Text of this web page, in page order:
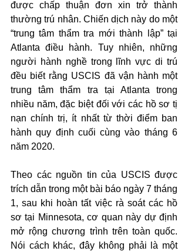
được chấp thuận đơn xin trở thành
thường trú nhân. Chiến dịch này do một
“trung tâm thẩm tra mới thành lập” tại
Atlanta điều hành. Tuy nhiên, những
người hành nghề trong lĩnh vực di trú
đều biết rằng USCIS đã vận hành một
trung tâm thẩm tra tại Atlanta trong
nhiều năm, đặc biệt đối với các hồ sơ tị
nạn chính trị, ít nhất từ thời điểm ban
hành quy định cuối cùng vào tháng 6
năm 2020.
Theo các nguồn tin của USCIS được
trích dẫn trong một bài báo ngày 7 tháng
1, sau khi hoàn tất việc rà soát các hồ
sơ tại Minnesota, cơ quan này dự định
mở rộng chương trình trên toàn quốc.
Nói cách khác, đây không phải là một